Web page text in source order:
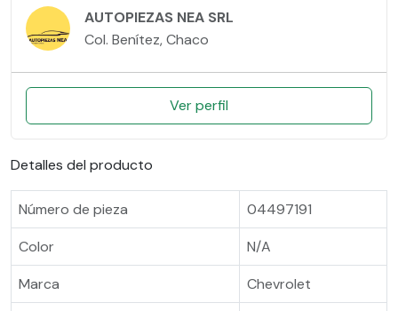
AUTOPIEZAS NEA SRL
Col. Benítez, Chaco
Ver perfil
Detalles del producto
Número de pieza
04497191
Color
N/A
Marca
Chevrolet